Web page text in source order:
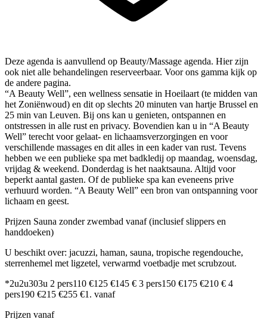
Deze agenda is aanvullend op Beauty/Massage agenda. Hier zijn
ook niet alle behandelingen reserveerbaar. Voor ons gamma kijk op
de andere pagina.
“A Beauty Well”, een wellness sensatie in Hoeilaart (te midden van
het Zoniënwoud) en dit op slechts 20 minuten van hartje Brussel en
25 min van Leuven. Bij ons kan u genieten, ontspannen en
ontstressen in alle rust en privacy. Bovendien kan u in “A Beauty
Well” terecht voor gelaat- en lichaamsverzorgingen en voor
verschillende massages en dit alles in een kader van rust. Tevens
hebben we een publieke spa met badkledij op maandag, woensdag,
vrijdag & weekend. Donderdag is het naaktsauna. Altijd voor
beperkt aantal gasten. Of de publieke spa kan eveneens prive
verhuurd worden. “A Beauty Well” een bron van ontspanning voor
lichaam en geest.
Prijzen Sauna zonder zwembad vanaf (inclusief slippers en
handdoeken)
U beschikt over: jacuzzi, haman, sauna, tropische regendouche,
sterrenhemel met ligzetel, verwarmd voetbadje met scrubzout.
*2u2u303u 2 pers110 €125 €145 € 3 pers150 €175 €210 € 4
pers190 €215 €255 €1. vanaf
Prijzen vanaf